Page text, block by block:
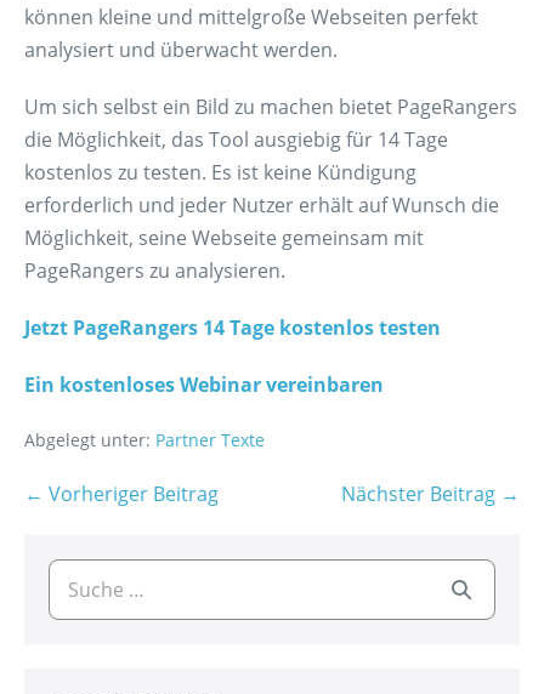
können kleine und mittelgroße Webseiten perfekt
analysiert und überwacht werden.
Um sich selbst ein Bild zu machen bietet PageRangers
die Möglichkeit, das Tool ausgiebig für 14 Tage
kostenlos zu testen. Es ist keine Kündigung
erforderlich und jeder Nutzer erhält auf Wunsch die
Möglichkeit, seine Webseite gemeinsam mit
PageRangers zu analysieren.
Jetzt PageRangers 14 Tage kostenlos testen
Ein kostenloses Webinar vereinbaren
Abgelegt unter: Partner Texte
← Vorheriger Beitrag Nächster Beitrag →